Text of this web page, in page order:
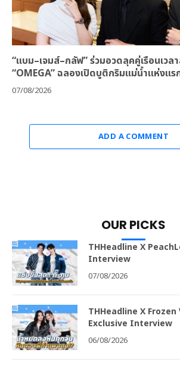
“แบม–เจมส์–กลัฟ” ร่วมอวดลุคคู่เรือนเวล
“OMEGA” ฉลองเปิดบูติกริมแม่น้ำแห่งแ
07/08/2026
ADD A COMMENT
OUR PICKS
THHeadline X
Interview
07/08/2026
THHeadline X
Exclusive Interview
06/08/2026